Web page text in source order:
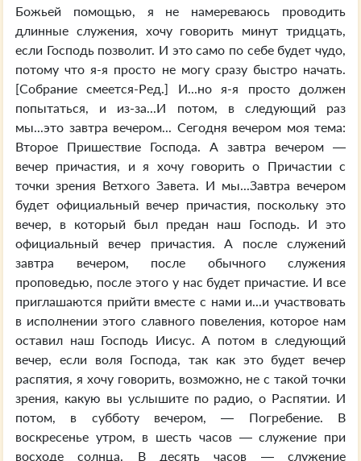
Божьей помощью, я не намереваюсь проводить
длинные служения, хочу говорить минут тридцать,
если Господь позволит. И это само по себе будет чудо,
потому что я-я просто не могу сразу быстро начать.
[Собрание смеется-Ред.] И...но я-я просто должен
попытаться, и из-за...И потом, в следующий раз
мы...это завтра вечером... Сегодня вечером моя тема:
Второе Пришествие Господа. А завтра вечером —
вечер причастия, и я хочу говорить о Причастии с
точки зрения Ветхого Завета. И мы...Завтра вечером
будет официальный вечер причастия, поскольку это
вечер, в который был предан наш Господь. И это
официальный вечер причастия. А после служений
завтра вечером, после обычного служения
проповедью, после этого у нас будет причастие. И все
приглашаются прийти вместе с нами и...и участвовать
в исполнении этого славного повеления, которое нам
оставил наш Господь Иисус. А потом в следующий
вечер, если воля Господа, так как это будет вечер
распятия, я хочу говорить, возможно, не с такой точки
зрения, какую вы услышите по радио, о Распятии. И
потом, в субботу вечером, — Погребение. В
воскресенье утром, в шесть часов — служение при
восходе солнца. В десять часов — служение